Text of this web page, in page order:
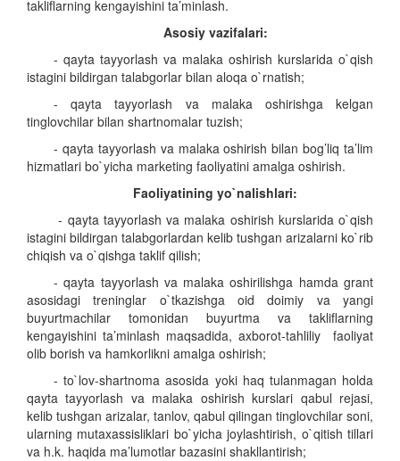
takliflarning kengayishini ta’minlash.
Asosiy vazifalari:
- qayta tayyorlash va malaka oshirish kurslarida o`qish
istagini bildirgan talabgorlar bilan aloqa o`rnatish;
-qayta tayyorlash va malaka oshirishga kelgan
tinglovchilar bilan shartnomalar tuzish;
- qayta tayyorlash va malaka oshirish bilan bog’liq ta’lim
hizmatlari bo`yicha marketing faoliyatini amalga oshirish.
Faoliyatining yo`nalishlari:
- qayta tayyorlash va malaka oshirish kurslarida o`qish
istagini bildirgan talabgorlardan kelib tushgan arizalarni ko`rib
chiqish va o`qishga taklif qilish;
- qayta tayyorlash va malaka oshirilishga hamda grant
asosidagi treninglar o`tkazishga oid doimiy va yangi
buyurtmachilar tomonidan buyurtma va takliflarning
kengayishini ta’minlash maqsadida, axborot-tahliliy faoliyat
olib borish va hamkorlikni amalga oshirish;
- to`lov-shartnoma asosida yoki haq tulanmagan holda
qayta tayyorlash va malaka oshirish kurslari qabul rejasi,
kelib tushgan arizalar, tanlov, qabul qilingan tinglovchilar soni,
ularning mutaxassisliklari bo`yicha joylashtirish, o`qitish tillari
va h.k. haqida ma’lumotlar bazasini shakllantirish;